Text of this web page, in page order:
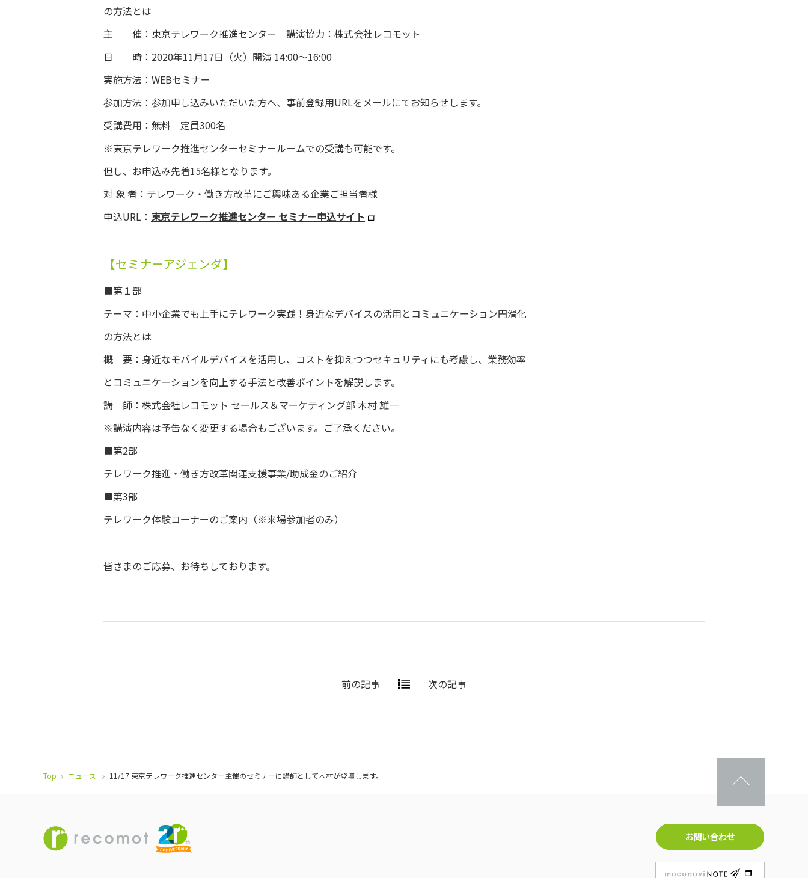
の方法とは
主 催：東京テレワーク推進センター 講演協力：株式会社レコモット
日 時：2020年11月17日（火）開演 14:00～16:00
実施方法：WEBセミナー
参加方法：参加申し込みいただいた方へ、事前登録用URLをメールにてお知らせします。
受講費用：無料 定員300名
※東京テレワーク推進センターセミナールームでの受講も可能です。
但し、お申込み先着15名様となります。
対 象 者：テレワーク・働き方改革にご興味ある企業ご担当者様
申込URL： 東京テレワーク推進センター セミナー申込サイト
【セミナーアジェンダ】
■第１部
テーマ：中小企業でも上手にテレワーク実践！身近なデバイスの活用とコミュニケーション円滑化
の方法とは
概 要：身近なモバイルデバイスを活用し、コストを抑えつつセキュリティにも考慮し、業務効率
とコミュニケーションを向上する手法と改善ポイントを解説します。
講 師：株式会社レコモット セールス＆マーケティング部 木村 雄一
※講演内容は予告なく変更する場合もございます。ご了承ください。
■第2部
テレワーク推進・働き方改革関連支援事業/助成金のご紹介
■第3部
テレワーク体験コーナーのご案内（※来場参加者のみ）
皆さまのご応募、お待ちしております。
前の記事 次の記事
Top ニュース 11/17 東京テレワーク推進センター主催のセミナーに講師として木村が登壇します。
お問い合わせ